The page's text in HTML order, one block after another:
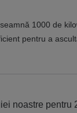
1000 de
pentru a
noastre pentru